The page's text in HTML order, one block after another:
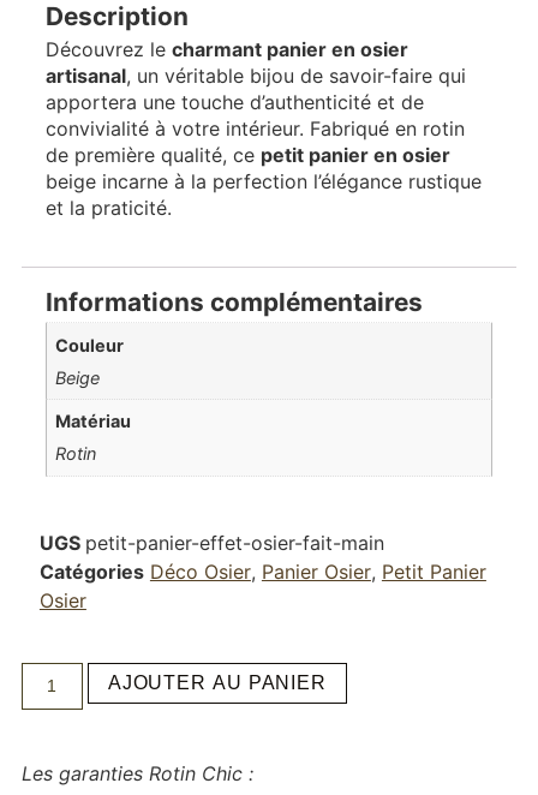
Description
Découvrez le charmant panier en osier
artisanal, un véritable bijou de savoir-faire qui
apportera une touche d’authenticité et de
convivialité à votre intérieur. Fabriqué en rotin
de première qualité, ce petit panier en osier
beige incarne à la perfection l’élégance rustique
et la praticité.
Informations complémentaires
Couleur
Beige
Matériau
Rotin
UGS petit-panier-effet-osier-fait-main
Catégories Déco Osier, Panier Osier, Petit Panier
Osier
AJOUTER AU PANIER
Les garanties Rotin Chic :